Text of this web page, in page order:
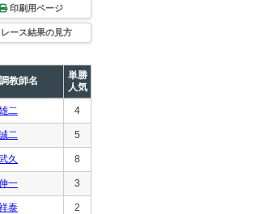
印刷用ページ
レース結果の見方
調教師名
単勝
人気
二 4
二 5
久 8
一 3
泰 2